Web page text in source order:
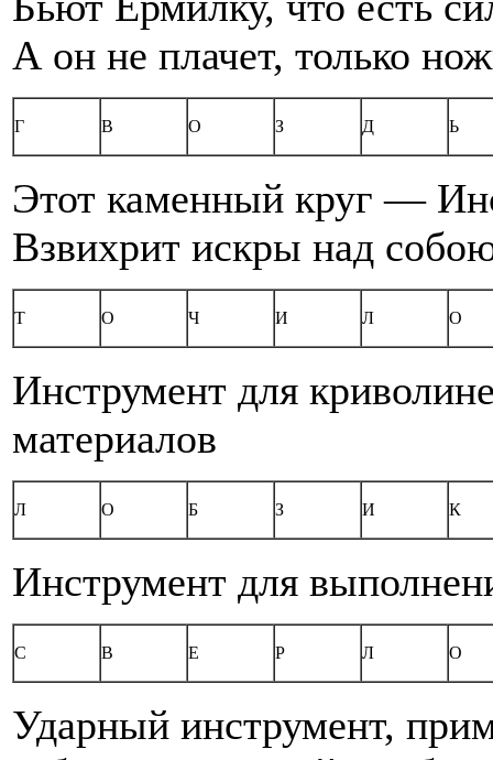
А он не плачет, только
Г В О З Д Ь
Этот каменный круг —
Взвихрит искры над
Т О Ч И Л О
Инструмент для
материалов
Л О Б З И К
Инструмент для
С В Е Р Л О
Ударный инструмент,